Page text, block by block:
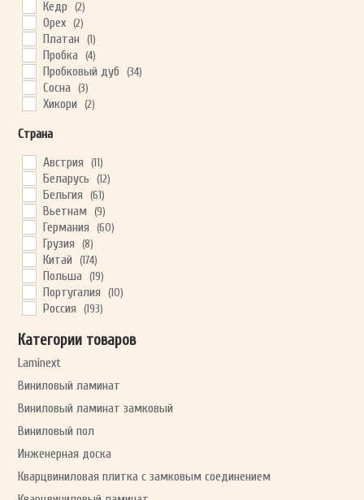
Кедр (2)
Орех (2)
Платан (1)
Пробка (4)
Пробковый дуб (34)
Сосна (3)
Хикори (2)
Ясень
Страна
Австрия
(11)
Беларусь (12)
Бельгия (61)
Вьетнам (9)
Германия (60)
Грузия (8)
Китай (174)
Польша (19)
Португалия (10)
Россия (193)
Турция (12)
Узбекистан
Швейцария (1)
Швейцария (30)
Категории товаров
Laminext
Виниловый ламинат
Виниловый ламинат замковый
Виниловый пол
Инженерная доска
Кварцвиниловая плитка с замковым соединением